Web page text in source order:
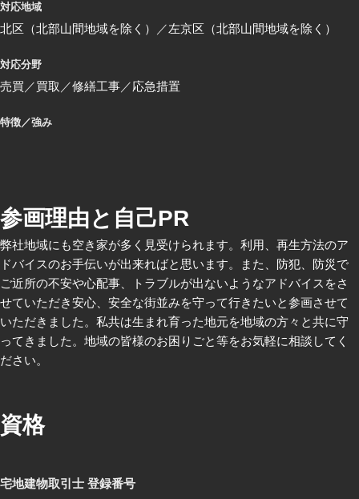
対応地域
北区（北部山間地域を除く） 左京区（北部山間地域を除く）
対応分野
売買 買取 修繕工事 応急措置
特徴／強み
参画理由と自己PR
弊社地域にも空き家が多く見受けられます。利用、再生方法のア
ドバイスのお手伝いが出来ればと思います。また、防犯、防災で
ご近所の不安や心配事、トラブルが出ないようなアドバイスをさ
せていただき安心、安全な街並みを守って行きたいと参画させて
いただきました。私共は生まれ育った地元を地域の方々と共に守
ってきました。地域の皆様のお困りごと等をお気軽に相談してく
ださい。
資格
宅地建物取引士 登録番号